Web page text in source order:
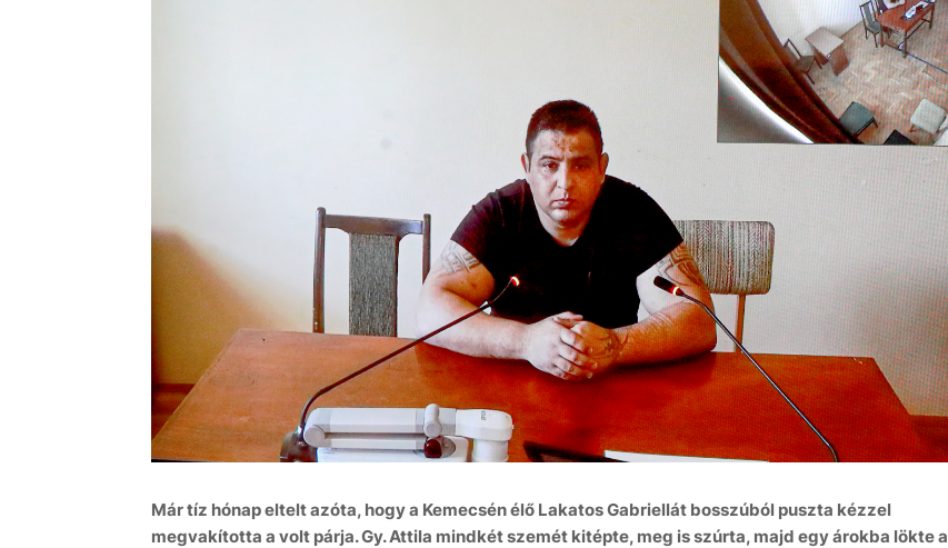
Már tíz hónap eltelt azóta, hogy a Kemecsén élő Lakatos Gabriellát bosszúból puszta kézzel
megvakította a volt párja. Gy. Attila mindkét szemét kitépte, meg is szúrta, majd egy árokba lökte a